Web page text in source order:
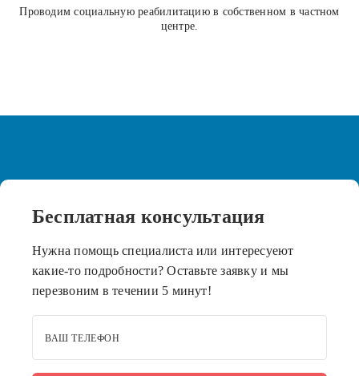
Проводим социальную реабилитацию в собственном в частном
центре.
Бесплатная консультация
Нужна помощь специалиста или интересуеют
какие-то подробности? Оставьте заявку и мы
перезвоним в течении 5 минут!
ВАШ ТЕЛЕФОН